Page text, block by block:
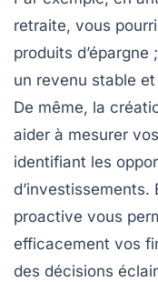
retraite, vous
produits
un revenu stable
De même, la
aider à mesurer
identifiant les
d’investissements.
proactive vous
efficacement vos
des décisions